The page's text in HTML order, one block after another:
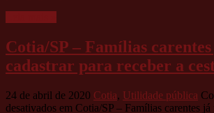
Cotia/SP – Famílias
cadastrar para receber a
24 de abril de 2020 Cotia, Utilidade pública
desativados em Cotia/SP – Famílias carentes já